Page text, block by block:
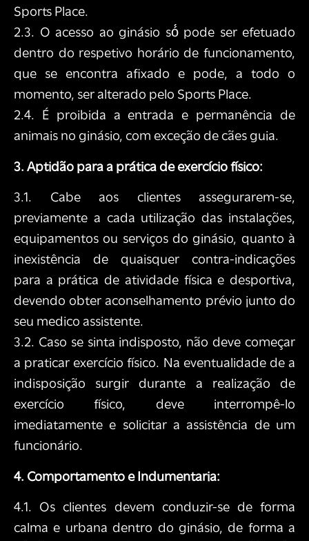
Sports Place.
2.3. O acesso ao ginásio só́ pode ser efetuado
dentro do respetivo horário de funcionamento,
que se encontra afixado e pode, a todo o
momento, ser alterado pelo Sports Place.
2.4. É proibida a entrada e permanência de
animais no ginásio, com exceção de cães guia.
3. Aptidão para a prática de exercício físico:
3.1. Cabe aos clientes assegurarem-se,
previamente a cada utilização das instalações,
equipamentos ou serviços do ginásio, quanto à
inexistência de quaisquer contra-indicações
para a prática de atividade física e desportiva,
devendo obter aconselhamento prévio junto do
seu medico assistente.
3.2. Caso se sinta indisposto, não deve começar
a praticar exercício físico. Na eventualidade de a
indisposição surgir durante a realização de
exercício físico, deve interrompê-lo
imediatamente e solicitar a assistência de um
funcionário.
4. Comportamento e Indumentaria:
4.1. Os clientes devem conduzir-se de forma
calma e urbana dentro do ginásio, de forma a